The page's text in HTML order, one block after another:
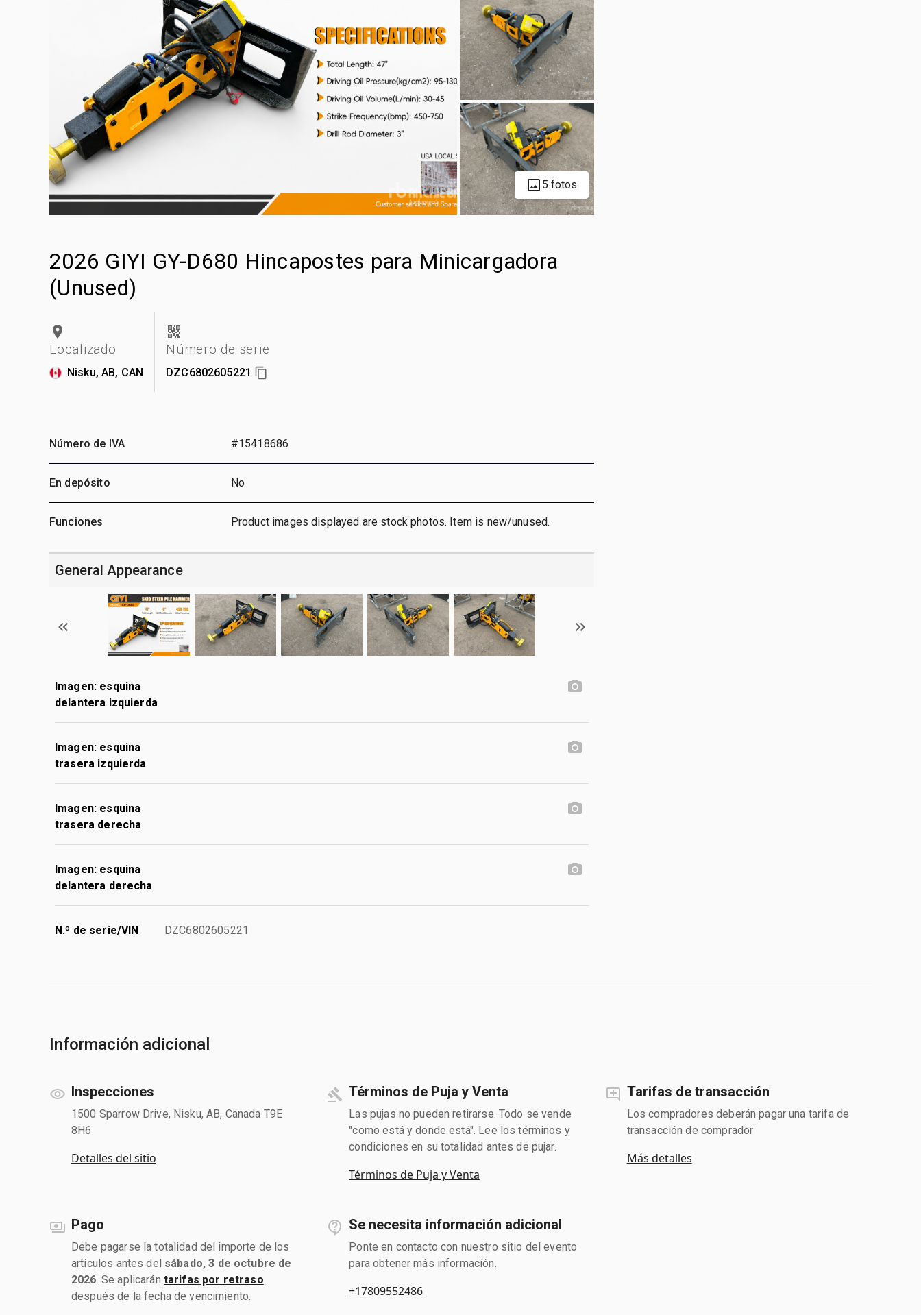
5 fotos
2026 GIYI GY-D680 Hincapostes para Minicargadora
(Unused)
Localizado
Nisku, AB, CAN
Número de serie
DZC6802605221
Número de IVA #15418686
En depósito No
Funciones Product images displayed are stock photos. Item is new/unused.
General Appearance
Imagen: esquina
delantera izquierda
Imagen: esquina
trasera izquierda
Imagen: esquina
trasera derecha
Imagen: esquina
delantera derecha
N.º de serie/VIN DZC6802605221
Información adicional
Inspecciones
1500 Sparrow Drive, Nisku, AB, Canada T9E
8H6
Detalles del sitio
Términos de Puja y Venta
Las pujas no pueden retirarse. Todo se vende
"como está y donde está". Lee los términos y
condiciones en su totalidad antes de pujar.
Términos de Puja y Venta
Tarifas de transacción
Los compradores deberán pagar una tarifa de
transacción de comprador
Más detalles
Pago
Debe pagarse la totalidad del importe de los
artículos antes del sábado, 3 de octubre de
2026 . Se aplicarán tarifas por retraso
después de la fecha de vencimiento.
Se necesita información adicional
Ponte en contacto con nuestro sitio del evento
para obtener más información.
+17809552486